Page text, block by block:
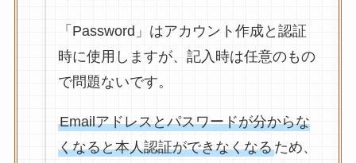
「Password」はアカウント作成と認証
時に使用しますが、記入時は任意のもの
で問題ないです。
Emailアドレスとパスワードが分からな
くなると本人認証ができなくなるため、